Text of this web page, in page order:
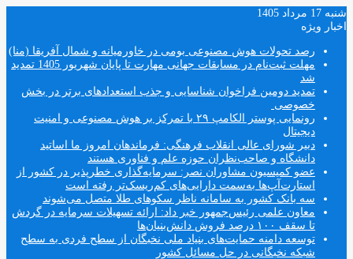
شنبه 17 مرداد 1405
اخبار ویژه
رصد تحولات هوش مصنوعی بومی در خاورمیانه و شمال آفریقا (منا)
مهلت ثبت‌نام در مسابقات جهانی مهارت تا پایان شهریور 1405 تمدید
شد
تمدید دومین فراخوان شناسایی و جذب استعدادهای برتر در بخش
خصوصی
رونمایی پوستر الکامپ ۲۹ با تمرکز بر هوش مصنوعی و امنیت
دیجیتال
دبیر شورای عالی انقلاب فرهنگی: فرماندهان امروز ما اساتید
دانشگاه و صاحب‌نظران حوزه علم و فناوری هستند
عضو کمیسیون مشاوران نصر: سرمایه‌گذاری خطرپذیر در کشور از
استارت‌آپ‌ها به‌سمت دارایی‌های کم‌ریسک‌تر رفته است
سه بانک کشور به سامانه ناظر سکوهای طلا متصل می‌شوند
معاون علمی رئیس‌جمهور خبر داد: ارائه تسهیلات سرمایه در گردش
تا سقف ۱۰۰ درصد فروش دانش‌بنیان‌ها
توسعه دامنه حمایت‌های بنیاد ملی نخبگان از سطح فردی به سطح
شبکه نخبگانی در حل مسائل کشور